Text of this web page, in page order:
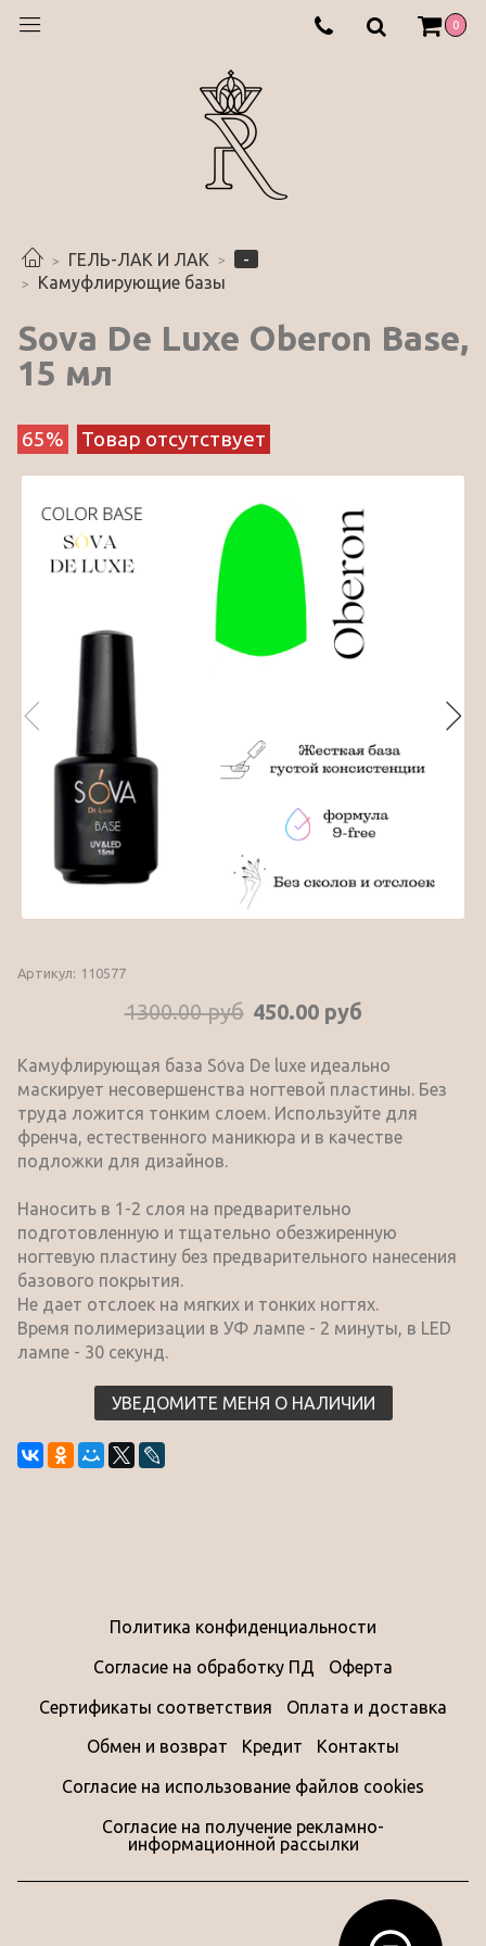
0
ГЕЛЬ-ЛАК И ЛАК
-
Камуфлирующие базы
Sova De Luxe Oberon Base,
15 мл
65% Товар отсутствует
Артикул: 110577
1300.00 руб 450.00 руб
Камуфлирующая база Sо́va De luxe идеально
маскирует несовершенства ногтевой пластины. Без
труда ложится тонким слоем. Используйте для
френча, естественного маникюра и в качестве
подложки для дизайнов.
Наносить в 1-2 слоя на предварительно
подготовленную и тщательно обезжиренную
ногтевую пластину без предварительного нанесения
базового покрытия.
Не дает отслоек на мягких и тонких ногтях.
Время полимеризации в УФ лампе - 2 минуты, в LED
лампе - 30 секунд.
УВЕДОМИТЕ МЕНЯ О НАЛИЧИИ
Политика конфиденциальности
Согласие на обработку ПД Оферта
Сертификаты соответствия Оплата и доставка
Обмен и возврат Кредит Контакты
Согласие на использование файлов cookies
Согласие на получение рекламно-
информационной рассылки